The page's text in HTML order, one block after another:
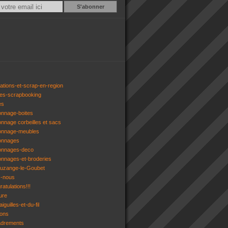
Email
et-scrap-en-region
scrapbooking
boites
corbeilles et sacs
meubles
deco
et-broderies
le-Goubet
nous
et-du-fil